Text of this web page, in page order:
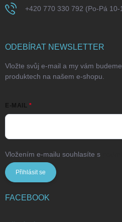
+420 770 330 792 (Po-Pá 10-
ODEBÍRAT NEWSLETTER
Vložte svůj e-mail a my vám
produktech na našem e-shopu.
E-MAIL
Vložením e-mailu souhlasíte s
Přihlásit se
FACEBOOK